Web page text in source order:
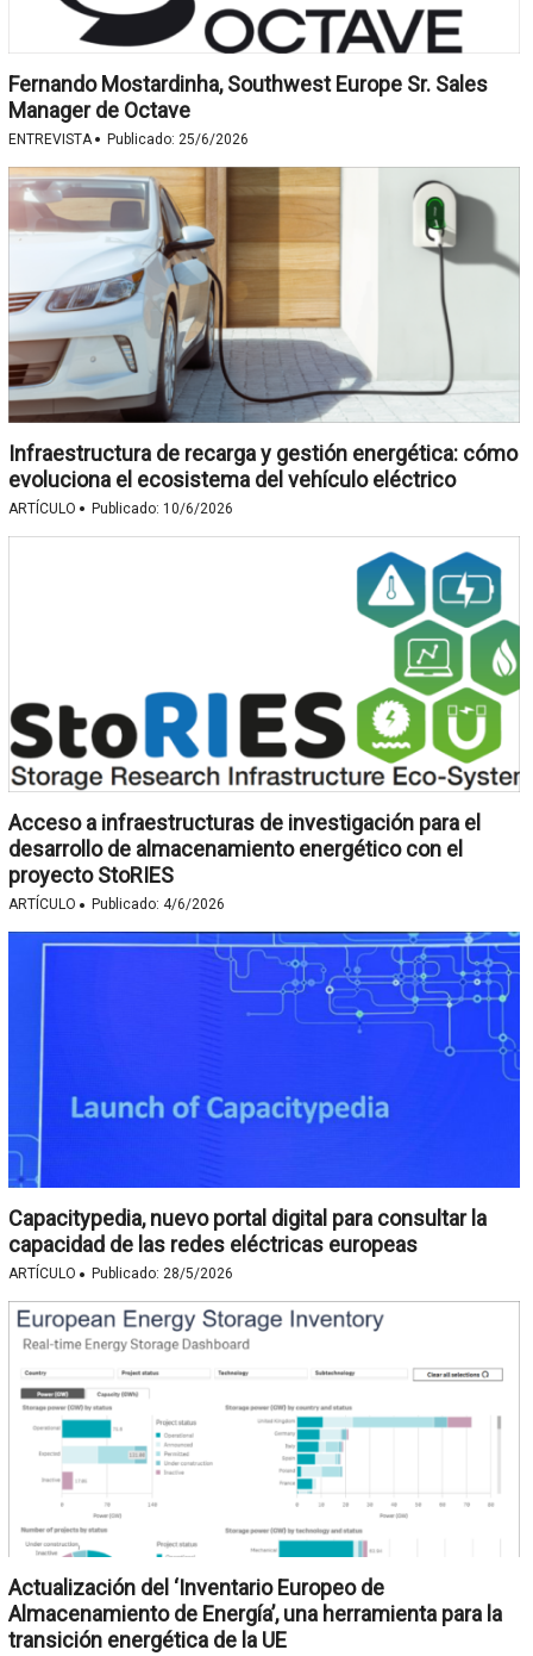
Fernando Mostardinha, Southwest Europe Sr. Sales
Manager de Octave
ENTREVISTA· Publicado: 25/6/2026
Infraestructura de recarga y gestión energética: cómo
evoluciona el ecosistema del vehículo eléctrico
ARTÍCULO · Publicado: 10/6/2026
Acceso a infraestructuras de investigación para el
desarrollo de almacenamiento energético con el
proyecto StoRIES
ARTÍCULO · Publicado: 4/6/2026
Capacitypedia, nuevo portal digital para consultar la
capacidad de las redes eléctricas europeas
ARTÍCULO · Publicado: 28/5/2026
Actualización del ‘Inventario Europeo de
Almacenamiento de Energía’, una herramienta para la
transición energética de la UE